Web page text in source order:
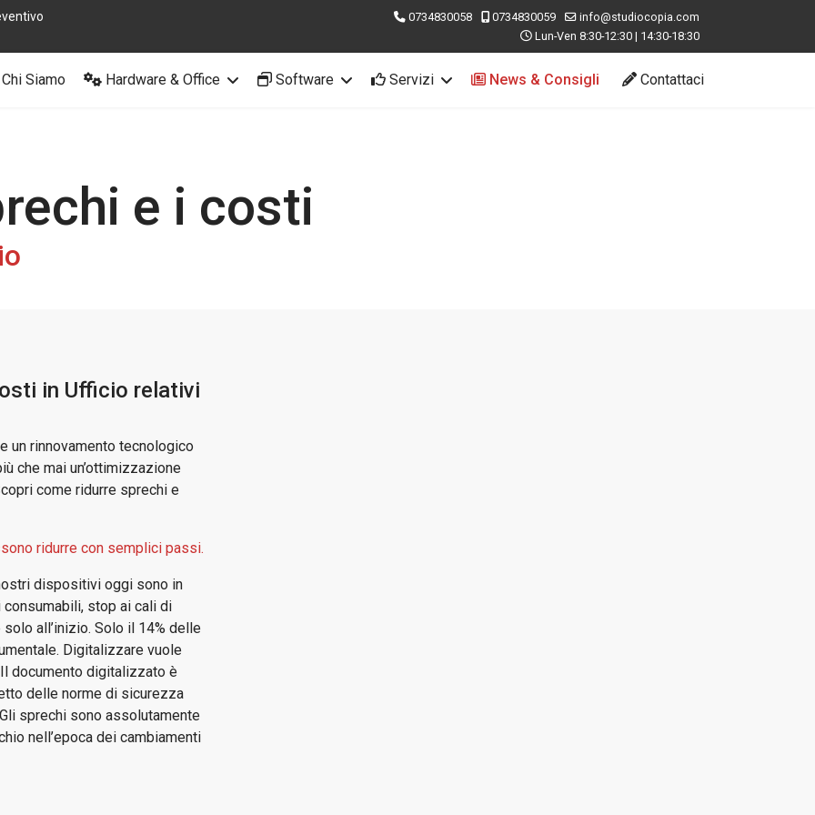
0734830058 0734830059
info@studiocopia.com
Lun-Ven 8:30-12:30 | 14:30-18:30
Siamo Hardware & Office Software Servizi News & Consigli Contattaci
e i costi
in Ufficio relativi
un rinnovamento tecnologico
che mai un’ottimizzazione
come ridurre sprechi e
ridurre con semplici passi.
dispositivi oggi sono in
stop ai cali di
all’inizio. Solo il 14% delle
Digitalizzare vuole
documento digitalizzato è
delle norme di sicurezza
sprechi sono assolutamente
nell’epoca dei cambiamenti